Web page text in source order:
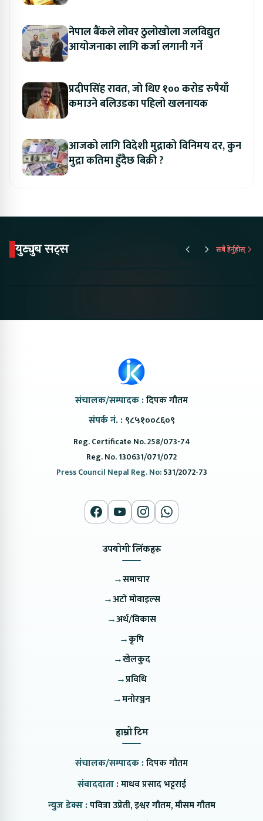
नेपाल बैंकले लोवर ठुलोखोला जलविद्युत
आयोजनाका लागि कर्जा लगानी गर्ने
प्रदीपसिंह रावत, जो थिए १०० करोड रुपैयाँ
कमाउने बलिउडका पहिलो खलनायक
आजको लागि विदेशी मुद्राको विनिमय दर, कुन
मुद्रा कतिमा हुँदैछ बिक्री ?
युट्युब सट्स सबै हेर्नुहोस्
संचालक/सम्पादक :दिपक गौतम
संपर्क नं. : ९८५१००८६०९
Reg. Certificate No. 258/073-74
Reg. No. 130631/071/072
Press Council Nepal Reg. No:531/2072-73
उपयोगी लिंकहरु
→समाचार
→अटो मोवाइल्स
→अर्थ/विकास
→कृषि
→खेलकुद
→प्रविधि
→मनोरञ्जन
हाम्रो टिम
संचालक/सम्पादक :दिपक गौतम
संवाददाता :माधव प्रसाद भट्टराई
न्युज डेक्स :पवित्रा उप्रेती, इश्वर गौतम, मौसम गौतम